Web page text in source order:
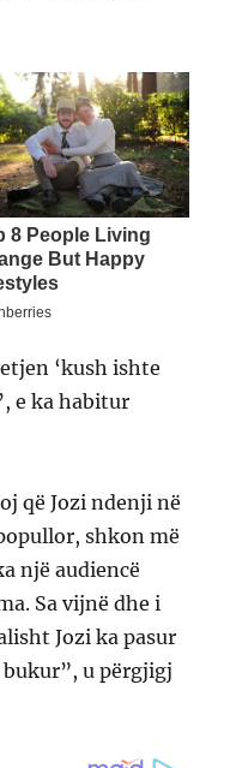
‘kush ishte
e ka habitur
që Jozi ndenji në
shkon më
një audiencë
Sa vijnë dhe i
Jozi ka pasur
u përgjigj